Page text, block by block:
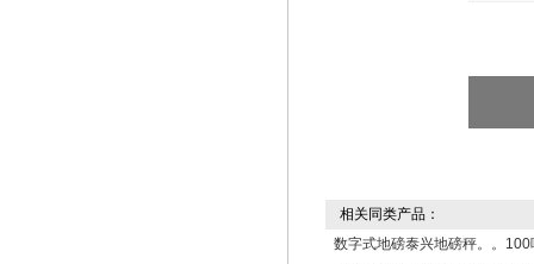
相关同类产品：
数字式地磅泰兴地磅秤。。